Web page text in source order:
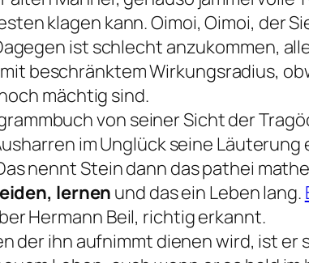
klagen kann. Oimoi, Oimoi, der
ist schlecht anzukommen,
beschränktem Wirkungsradius,
mächtig sind.
von seiner Sicht der
im Unglück seine
Stein dann das pathei
lernen und das ein Leben lang.
Hermann Beil, richtig erkannt.
der ihn aufnimmt dienen wird, ist er